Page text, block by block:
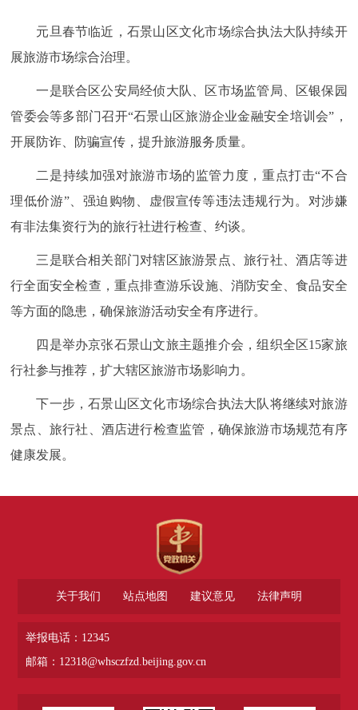
元旦春节临近，石景山区文化市场综合执法大队持续开
展旅游市场综合治理。
一是联合区公安局经侦大队、区市场监管局、区银保园
管委会等多部门召开“石景山区旅游企业金融安全培训会”，
开展防诈、防骗宣传，提升旅游服务质量。
二是持续加强对旅游市场的监管力度，重点打击“不合
理低价游”、强迫购物、虚假宣传等违法违规行为。对涉嫌
有非法集资行为的旅行社进行检查、约谈。
三是联合相关部门对辖区旅游景点、旅行社、酒店等进
行全面安全检查，重点排查游乐设施、消防安全、食品安全
等方面的隐患，确保旅游活动安全有序进行。
四是举办京张石景山文旅主题推介会，组织全区15家旅
行社参与推荐，扩大辖区旅游市场影响力。
下一步，石景山区文化市场综合执法大队将继续对旅游
景点、旅行社、酒店进行检查监管，确保旅游市场规范有序
健康发展。
关于我们 站点地图 建议意见 法律声明
举报电话：12345
邮箱：12318@whsczfzd.beijing.gov.cn